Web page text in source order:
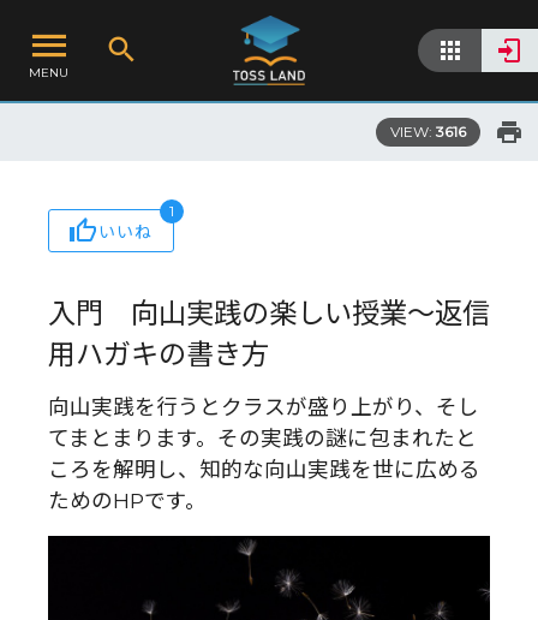
MENU
VIEW: 3616
いいね
1
入門 向山実践の楽しい授業～返信
用ハガキの書き方
向山実践を行うとクラスが盛り上がり、そし
てまとまります。その実践の謎に包まれたと
ころを解明し、知的な向山実践を世に広める
ためのHPです。